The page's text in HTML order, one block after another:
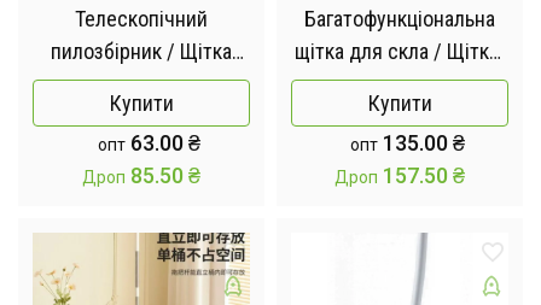
Телескопічний
пилозбірник / Щітка
для збирання пилу
Купити
опт 63.00₴
Дроп 85.50₴
Багатофункціональна
щітка для скла / Щітка-
розпилювач 4 в 1 для
душових дверей,
дзеркал, вікон та ванної
кімнати
Купити
опт 135.00₴
Дроп 157.50₴